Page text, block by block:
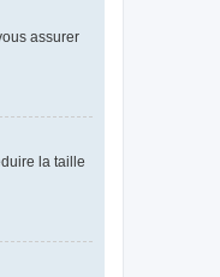
assurer
la taille